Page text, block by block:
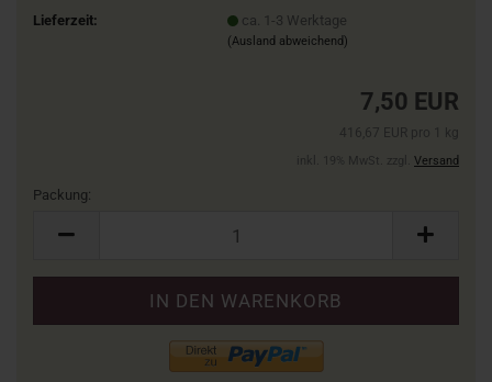
Lieferzeit:
ca. 1-3 Werktage
(Ausland abweichend)
7,50 EUR
416,67 EUR pro 1 kg
inkl. 19% MwSt. zzgl. Versand
Packung: